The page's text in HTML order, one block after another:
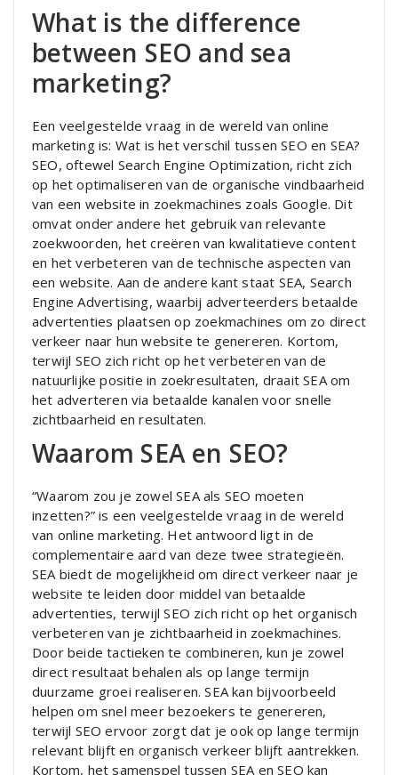
What is the difference
between SEO and sea
marketing?
Een veelgestelde vraag in de wereld van online
marketing is: Wat is het verschil tussen SEO en SEA?
SEO, oftewel Search Engine Optimization, richt zich
op het optimaliseren van de organische vindbaarheid
van een website in zoekmachines zoals Google. Dit
omvat onder andere het gebruik van relevante
zoekwoorden, het creëren van kwalitatieve content
en het verbeteren van de technische aspecten van
een website. Aan de andere kant staat SEA, Search
Engine Advertising, waarbij adverteerders betaalde
advertenties plaatsen op zoekmachines om zo direct
verkeer naar hun website te genereren. Kortom,
terwijl SEO zich richt op het verbeteren van de
natuurlijke positie in zoekresultaten, draait SEA om
het adverteren via betaalde kanalen voor snelle
zichtbaarheid en resultaten.
Waarom SEA en SEO?
“Waarom zou je zowel SEA als SEO moeten
inzetten?” is een veelgestelde vraag in de wereld
van online marketing. Het antwoord ligt in de
complementaire aard van deze twee strategieën.
SEA biedt de mogelijkheid om direct verkeer naar je
website te leiden door middel van betaalde
advertenties, terwijl SEO zich richt op het organisch
verbeteren van je zichtbaarheid in zoekmachines.
Door beide tactieken te combineren, kun je zowel
direct resultaat behalen als op lange termijn
duurzame groei realiseren. SEA kan bijvoorbeeld
helpen om snel meer bezoekers te genereren,
terwijl SEO ervoor zorgt dat je ook op lange termijn
relevant blijft en organisch verkeer blijft aantrekken.
Kortom, het samenspel tussen SEA en SEO kan